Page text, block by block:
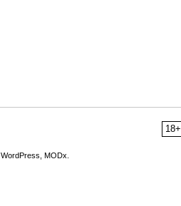
18+
WordPress, MODx.